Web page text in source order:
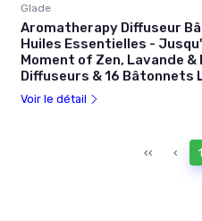
Glade
Aromatherapy Diffuseur
Huiles Essentielles -
Moment of Zen, Lavande &
Diffuseurs & 16 Bâtonnets
Voir le détail
‹‹ ‹ 1